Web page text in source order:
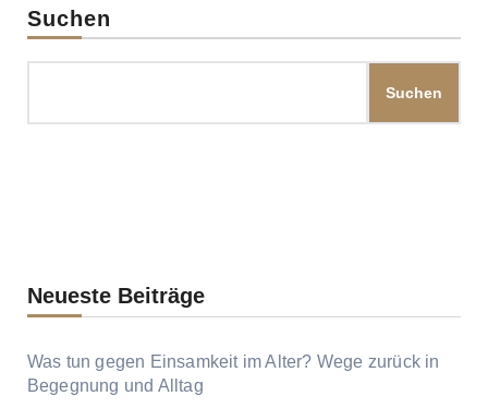
Suchen
Suchen
Neueste Beiträge
Was tun gegen Einsamkeit im Alter? Wege zurück in
Begegnung und Alltag